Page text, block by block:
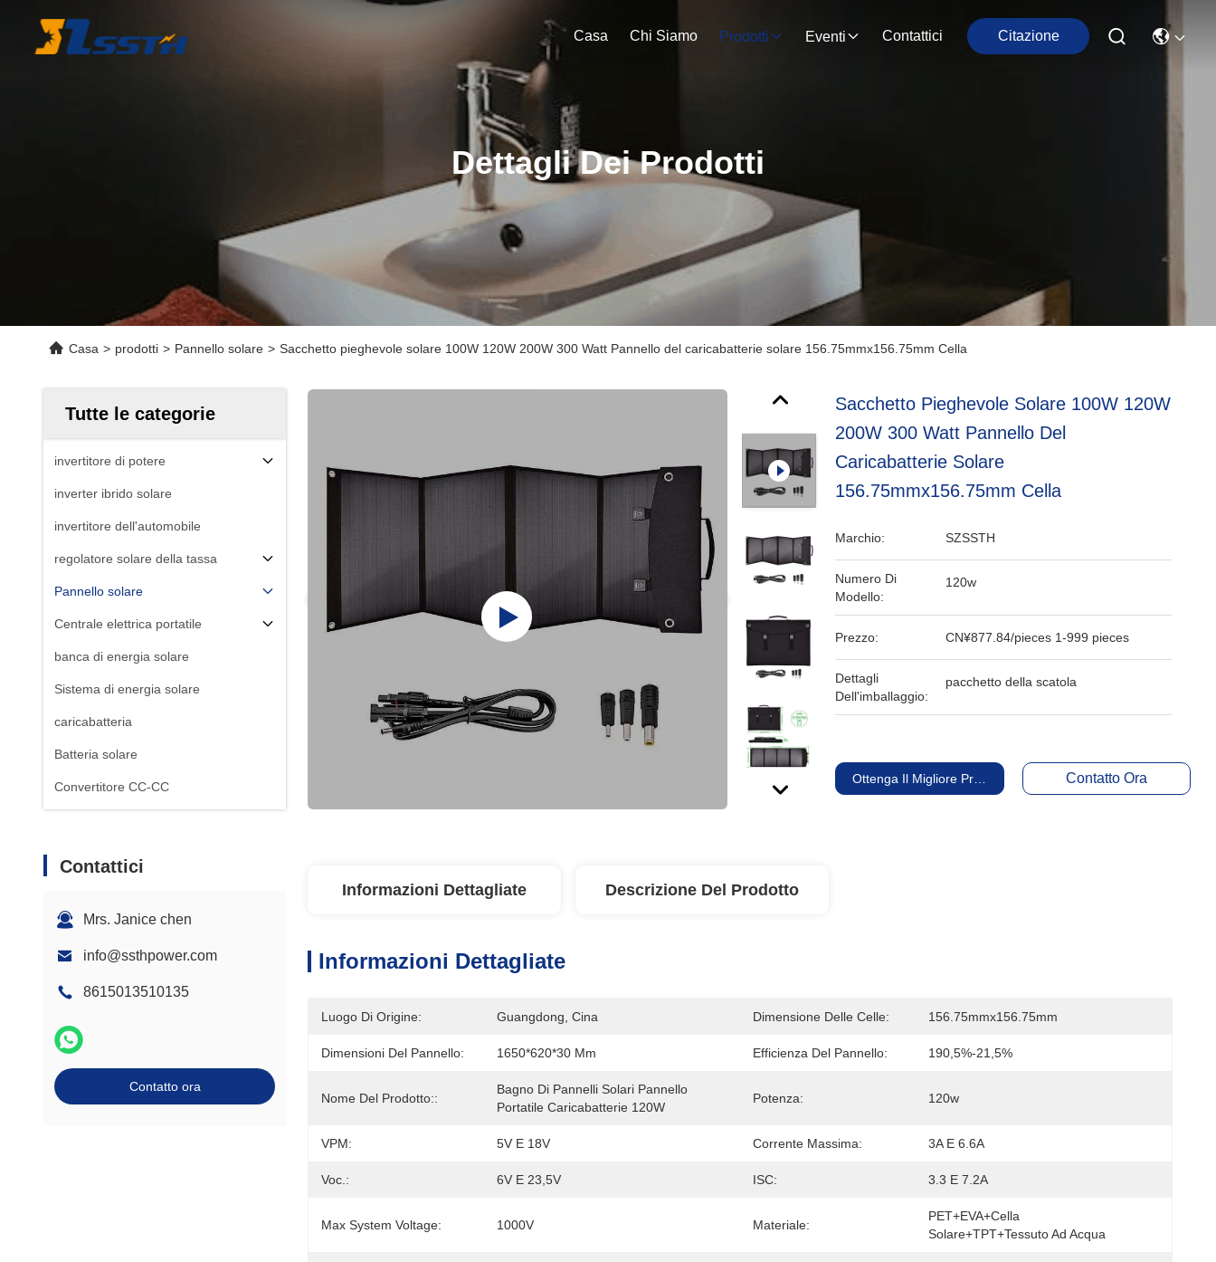
Casa Chi Siamo Prodotti Eventi Contattici Citazione
Dettagli Dei Prodotti
Casa > prodotti > Pannello solare > Sacchetto pieghevole solare 100W 120W 200W 300 Watt Pannello del caricabatterie solare 156.75mmx156.75mm Cella
Tutte le categorie
invertitore di potere
inverter ibrido solare
invertitore dell'automobile
regolatore solare della tassa
Pannello solare
Centrale elettrica portatile
banca di energia solare
Sistema di energia solare
caricabatteria
Batteria solare
Convertitore CC-CC
Contattici
Mrs. Janice chen
info@ssthpower.com
8615013510135
Contatto ora
Sacchetto Pieghevole Solare 100W 120W
200W 300 Watt Pannello Del
Caricabatterie Solare
156.75mmx156.75mm Cella
Marchio: SZSSTH
Numero Di
Modello:
120w
Prezzo: CN¥877.84/pieces 1-999 pieces
Dettagli
Dell'imballaggio:
pacchetto della scatola
Ottenga Il Migliore Prezzo Contatto Ora
Informazioni Dettagliate Descrizione Del Prodotto
Informazioni Dettagliate
Luogo Di Origine: Guangdong, Cina Dimensione Delle Celle: 156.75mmx156.75mm
Dimensioni Del Pannello: 1650*620*30 Mm Efficienza Del Pannello: 190,5%-21,5%
Nome Del Prodotto::
Bagno Di Pannelli Solari Pannello
Portatile Caricabatterie 120W
Potenza: 120w
VPM: 5V E 18V Corrente Massima: 3A E 6.6A
Voc.: 6V E 23,5V ISC: 3.3 E 7.2A
Max System Voltage: 1000V Materiale:
PET+EVA+Cella
Solare+TPT+tessuto Ad Acqua